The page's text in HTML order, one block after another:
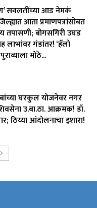
सवलतींच्या आड नेमकं
आता प्रमाणपत्रांसोबत
तपासणी; बोगसगिरी उघड
लाभांवर गंडांतर! ‘हॅलो
मोठे...
घरकुल योजनेवर नगर
उ.बा.ठा. आक्रमक! डॉ.
ठिय्या आंदोलनाचा इशारा!